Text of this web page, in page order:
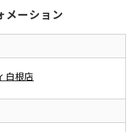
メーション
白根店